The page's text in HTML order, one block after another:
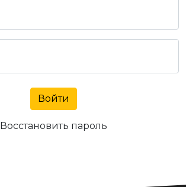
Войти
Восстановить пароль